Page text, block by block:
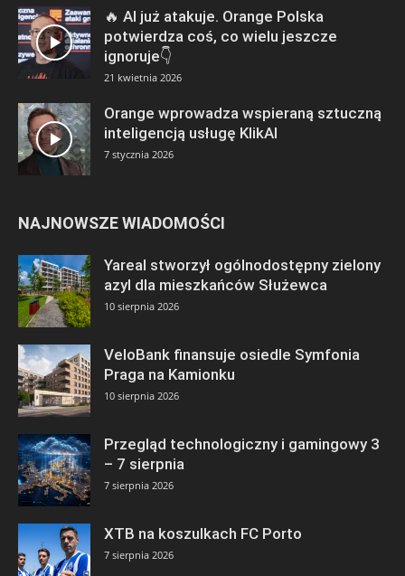
🔥 AI już atakuje. Orange Polska
potwierdza coś, co wielu jeszcze
ignoruje👇
21 kwietnia 2026
Orange wprowadza wspieraną sztuczną
inteligencją usługę KlikAI
7 stycznia 2026
NAJNOWSZE WIADOMOŚCI
Yareal stworzył ogólnodostępny zielony
azyl dla mieszkańców Służewca
10 sierpnia 2026
VeloBank finansuje osiedle Symfonia
Praga na Kamionku
10 sierpnia 2026
Przegląd technologiczny i gamingowy 3
– 7 sierpnia
7 sierpnia 2026
XTB na koszulkach FC Porto
7 sierpnia 2026